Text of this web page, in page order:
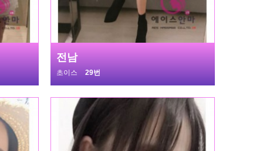
전남
초이스 29번